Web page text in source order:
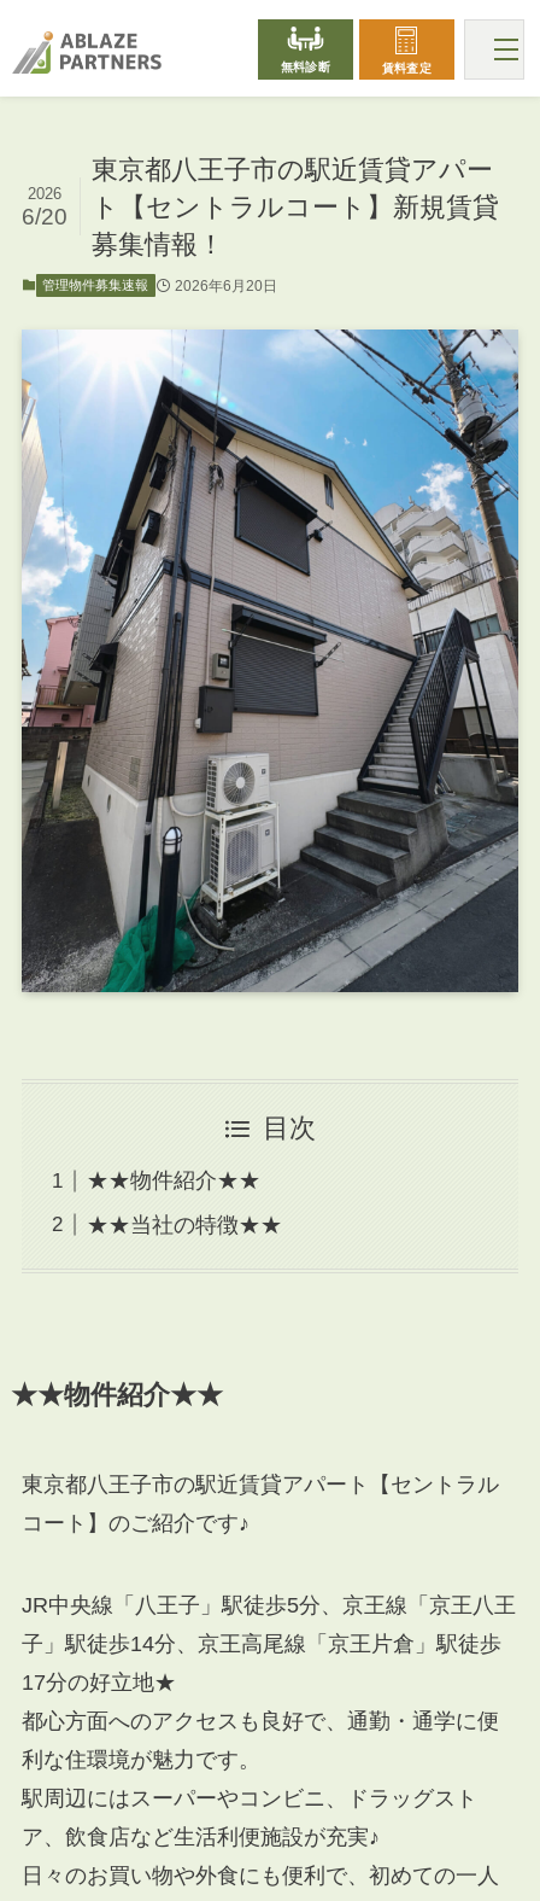
無料診断 賃料査定
東京都八王子市の駅近賃貸アパー
ト【セントラルコート】新規賃貸
募集情報！
2026
6/20
管理物件募集速報 2026年6月20日
目次
★★物件紹介★★
★★当社の特徴★★
★★物件紹介★★
東京都八王子市の駅近賃貸アパート【セントラル
コート】のご紹介です♪
JR中央線「八王子」駅徒歩5分、京王線「京王八王
子」駅徒歩14分、京王高尾線「京王片倉」駅徒歩
17分の好立地★
都心方面へのアクセスも良好で、通勤・通学に便
利な住環境が魅力です。
駅周辺にはスーパーやコンビニ、ドラッグスト
ア、飲食店など生活利便施設が充実♪
日々のお買い物や外食にも便利で、初めての一人